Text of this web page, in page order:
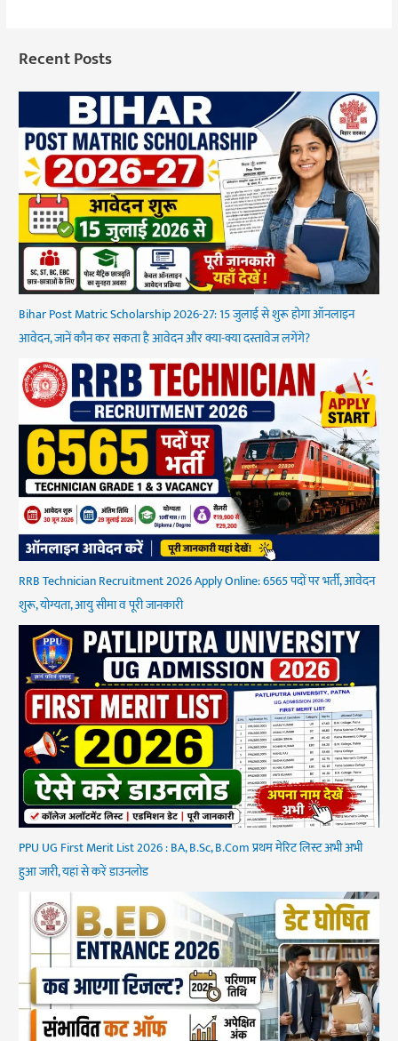
Recent Posts
Bihar Post Matric Scholarship 2026-27: 15 जुलाई से शुरू होगा ऑनलाइन
आवेदन, जानें कौन कर सकता है आवेदन और क्या-क्या दस्तावेज लगेंगे?
RRB Technician Recruitment 2026 Apply Online: 6565 पदों पर भर्ती, आवेदन
शुरू, योग्यता, आयु सीमा व पूरी जानकारी
PPU UG First Merit List 2026 : BA, B.Sc, B.Com प्रथम मेरिट लिस्ट अभी अभी
हुआ जारी, यहां से करें डाउनलोड